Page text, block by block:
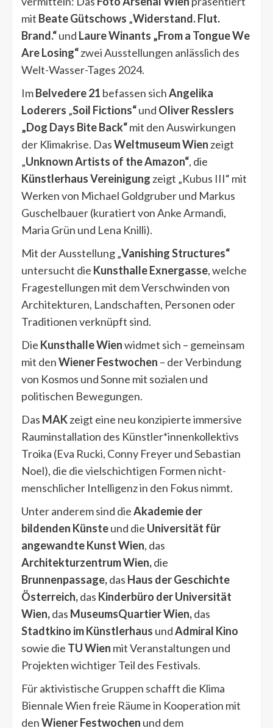
mit Beate Gütschows „Widerstand. Flut.
Brand.“und Laure Winants „From a Tongue We
Are Losing“zwei Ausstellungen anlässlich des
Welt-Wasser-Tages 2024.
ImBelvedere 21 befassen sichAngelika
Loderers „Soil Fictions“und Oliver Resslers
„Dog Days Bite Back“mit den Auswirkungen
der Klimakrise. DasWeltmuseum Wien zeigt
„Unknown Artists of the Amazon“, die
Künstlerhaus Vereinigung zeigt „Kubus III“ mit
Werken von Michael Goldgruber und Markus
Guschelbauer (kuratiert von Anke Armandi,
Maria Grün und Lena Knilli).
Mit der Ausstellung „Vanishing Structures“
untersucht die Kunsthalle Exnergasse, welche
Fragestellungen mit dem Verschwinden von
Architekturen, Landschaften, Personen oder
Traditionen verknüpft sind.
Die KunsthalleWienwidmet sich – gemeinsam
mit denWiener Festwochen – der Verbindung
von Kosmos und Sonne mit sozialen und
politischen Bewegungen.
Das MAKzeigt eine neu konzipierte immersive
Rauminstallation des Künstler*innenkollektivs
Troika (Eva Rucki, Conny Freyer und Sebastian
Noel), die die vielschichtigen Formen nicht-
menschlicher Intelligenz in den Fokus nimmt.
Unter anderem sind dieAkademie der
bildenden Künsteund die Universität für
angewandte Kunst Wien, das
Architekturzentrum Wien,die
Brunnenpassage,das Haus der Geschichte
Österreich,das Kinderbüro der Universität
Wien,das MuseumsQuartier Wien,das
Stadtkino im Künstlerhaus undAdmiral Kino
sowie die TU Wien mit Veranstaltungen und
Projekten wichtiger Teil des Festivals.
Für aktivistische Gruppen schafft die Klima
Biennale Wien freie Räume in Kooperation mit
denWiener Festwochen und dem